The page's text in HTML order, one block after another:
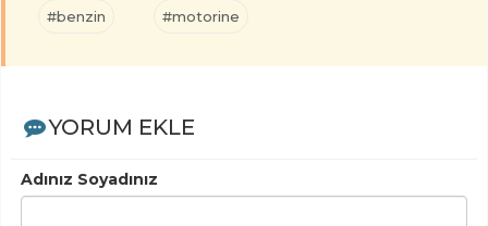
#benzin #motorine
YORUM EKLE
Adınız Soyadınız